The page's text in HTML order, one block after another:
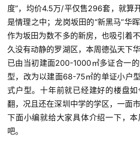
互
联
网
娱
乐
综
艺
房
度”，均价4.5万/平仅售296套，就算
是情理之中；龙岗坂田的“新黑马”华
作为坂田为数不多的新房，也吸引着
久没有动静的罗湖区，本周德弘天下
已由当初建面200-1000㎡多证合一
型，改为以建面68-75㎡的单证小户
式户型。十年前就已经建好的楼盘
翻，况且还在深圳中学的学区，一面
下面小编就给大家具体介绍一下，
吧。